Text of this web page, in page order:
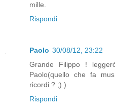
mille.
Rispondi
Paolo 30/08/12, 23:22
Grande Filippo !
Paolo(quello che fa
ricordi ? ;) )
Rispondi